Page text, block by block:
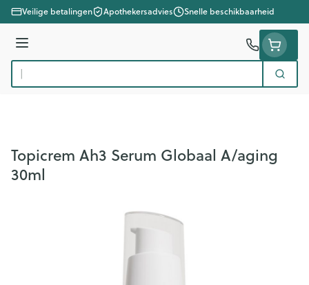
Ga naar de inhoud
Veilige betalingen Apothekersadvies Snelle beschikbaarheid
Menu
Product, merk, categorie... Zoek
Topicrem Ah3 Serum Globaal A/aging
30ml